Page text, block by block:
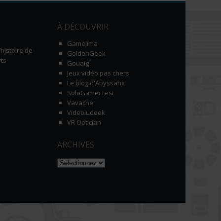
de
À DÉCOUVRIR
Gamejima
GoldenGeek
Gouaig
Jeux vidéo pas chers
Le blog d'Abyssahx
SoloGamerTest
Vavache
Videoludeek
VR Optician
ARCHIVES
Naviguer dans les archives